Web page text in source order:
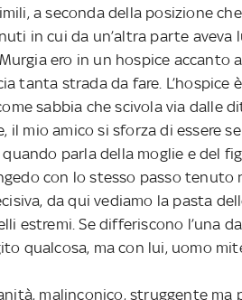
a seconda della posizione
in cui da un’altra parte
ero in un hospice accanto
tanta strada da fare.
sabbia che scivola via dalle
il mio amico si sforza di essere
parla della moglie e del
con lo stesso passo tenuto
da qui vediamo la pasta
estremi. Se differiscono l’una
qualcosa, ma con lui, uomo
malinconico, struggente ma